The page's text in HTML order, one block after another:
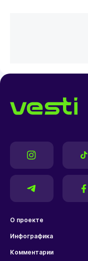
О проекте
Инфографика
Комментарии